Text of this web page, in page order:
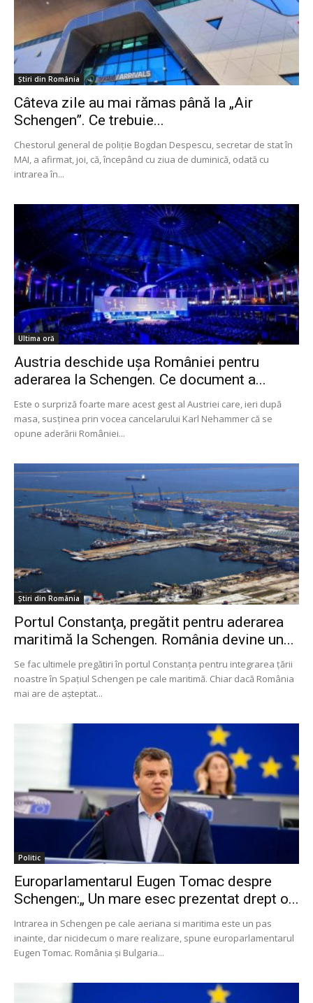
Știri din România
Câteva zile au mai rămas până la „Air
Schengen”. Ce trebuie...
Chestorul general de poliţie Bogdan Despescu, secretar de stat în
MAI, a afirmat, joi, că, începând cu ziua de duminică, odată cu
intrarea în...
Ultima oră
Austria deschide ușa României pentru
aderarea la Schengen. Ce document a...
Este o surpriză foarte mare acest gest al Austriei care, ieri după
masa, susținea prin vocea cancelarului Karl Nehammer că se
opune aderării României...
Știri din România
Portul Constanţa, pregătit pentru aderarea
maritimă la Schengen. România devine un...
Se fac ultimele pregătiri în portul Constanţa pentru integrarea ţării
noastre în Spaţiul Schengen pe cale maritimă. Chiar dacă România
mai are de aşteptat...
Politic
Europarlamentarul Eugen Tomac despre
Schengen:„ Un mare esec prezentat drept o...
Intrarea in Schengen pe cale aeriana si maritima este un pas
inainte, dar nicidecum o mare realizare, spune europarlamentarul
Eugen Tomac. România și Bulgaria...